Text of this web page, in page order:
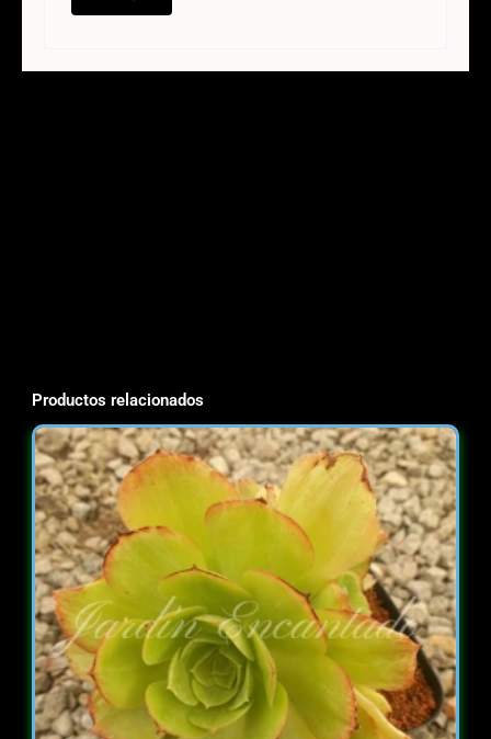
Productos relacionados